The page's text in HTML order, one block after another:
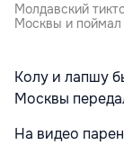
Молдавский
Москвы и поймал
Колу и лапшу
Москвы
На видео